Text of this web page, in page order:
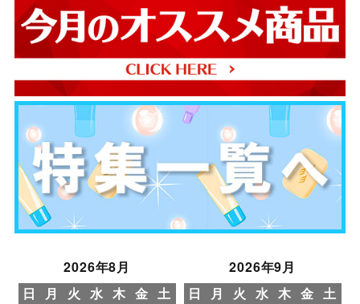
2026年8月
日
月 火 水 木 金 土
2026年9月
日
月 火 水 木 金 土